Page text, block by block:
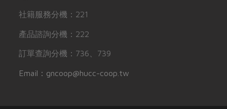
社籍服務分機：221
產品諮詢分機：222
訂單查詢分機：736、739
Email：gncoop@hucc-coop.tw